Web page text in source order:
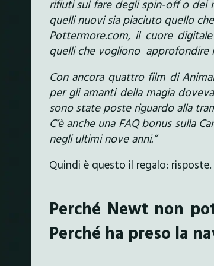
rifiuti sul fare degli spin-off o dei
quelli nuovi sia piaciuto quello
Pottermore.com, il cuore
quelli che vogliono approfondire
Con ancora quattro film di
per gli amanti della magia
sono state poste riguardo alla
C’è anche una FAQ bonus sulla
negli ultimi nove anni.”
Quindi è questo il regalo:
Perché Newt non
Perché ha preso la